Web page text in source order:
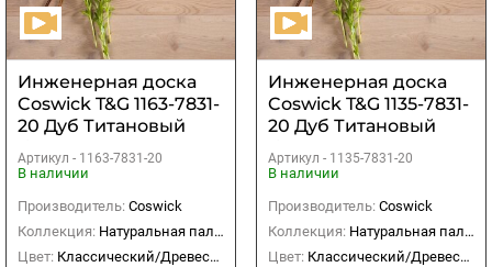
Инженерная доска
Coswick T&G 1163-7831-
20 Дуб Титановый
буфф рустикальный
Артикул - 1163-7831-20
В наличии
Производитель: Coswick
Коллекция: Натуральная палитра
Цвет: Классический/Древесный
Инженерная доска
Coswick T&G 1135-7831-
20 Дуб Титановый
буфф рустикальный
Артикул - 1135-7831-20
В наличии
Производитель: Coswick
Коллекция: Натуральная палитра
Цвет: Классический/Древесный